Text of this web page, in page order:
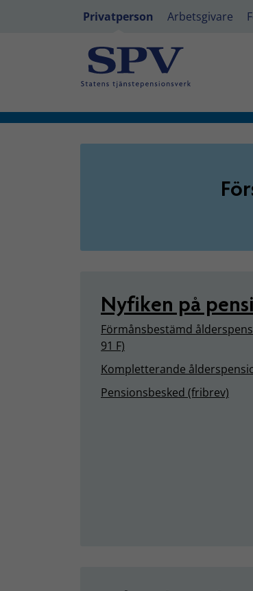
Privatperson Arbetsgivare
Nyfiken på
Förmånsbestämd
91 F)
Kompletterande
Pensionsbesked (fribrev)